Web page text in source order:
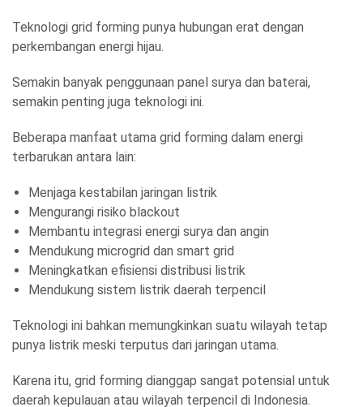
Teknologi grid forming punya hubungan erat dengan
perkembangan energi hijau.
Semakin banyak penggunaan panel surya dan baterai,
semakin penting juga teknologi ini.
Beberapa manfaat utama grid forming dalam energi
terbarukan antara lain:
Menjaga kestabilan jaringan listrik
Mengurangi risiko blackout
Membantu integrasi energi surya dan angin
Mendukung microgrid dan smart grid
Meningkatkan efisiensi distribusi listrik
Mendukung sistem listrik daerah terpencil
Teknologi ini bahkan memungkinkan suatu wilayah tetap
punya listrik meski terputus dari jaringan utama.
Karena itu, grid forming dianggap sangat potensial untuk
daerah kepulauan atau wilayah terpencil di Indonesia.